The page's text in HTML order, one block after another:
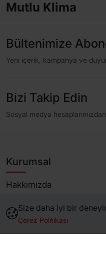
Mutlu Klima
Bültenimize
Yeni içerik, kampanya ve
Bizi Takip Edin
Sosyal medya
Kurumsal
Hakkımızda
Marka Yönergeleri
Sertifikalar
Size daha iyi bir
Çerez Politikası